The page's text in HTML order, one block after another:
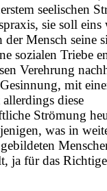
seelischen
sie soll eins
Mensch seine
sozialen Triebe
Verehrung
mit
diese
Strömung
was in
ja für das Richtige